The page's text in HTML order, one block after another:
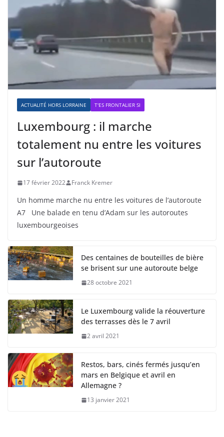
ACTUALITÉ HORS LORRAINE T'ES FRONTALIER SI
Luxembourg : il marche
totalement nu entre les voitures
sur l’autoroute
17 février 2022 Franck Kremer
Un homme marche nu entre les voitures de l’autoroute
A7 Une balade en tenu d’Adam sur les autoroutes
luxembourgeoises
Des centaines de bouteilles de bière
se brisent sur une autoroute belge
28 octobre 2021
Le Luxembourg valide la réouverture
des terrasses dès le 7 avril
2 avril 2021
Restos, bars, cinés fermés jusqu’en
mars en Belgique et avril en
Allemagne ?
13 janvier 2021